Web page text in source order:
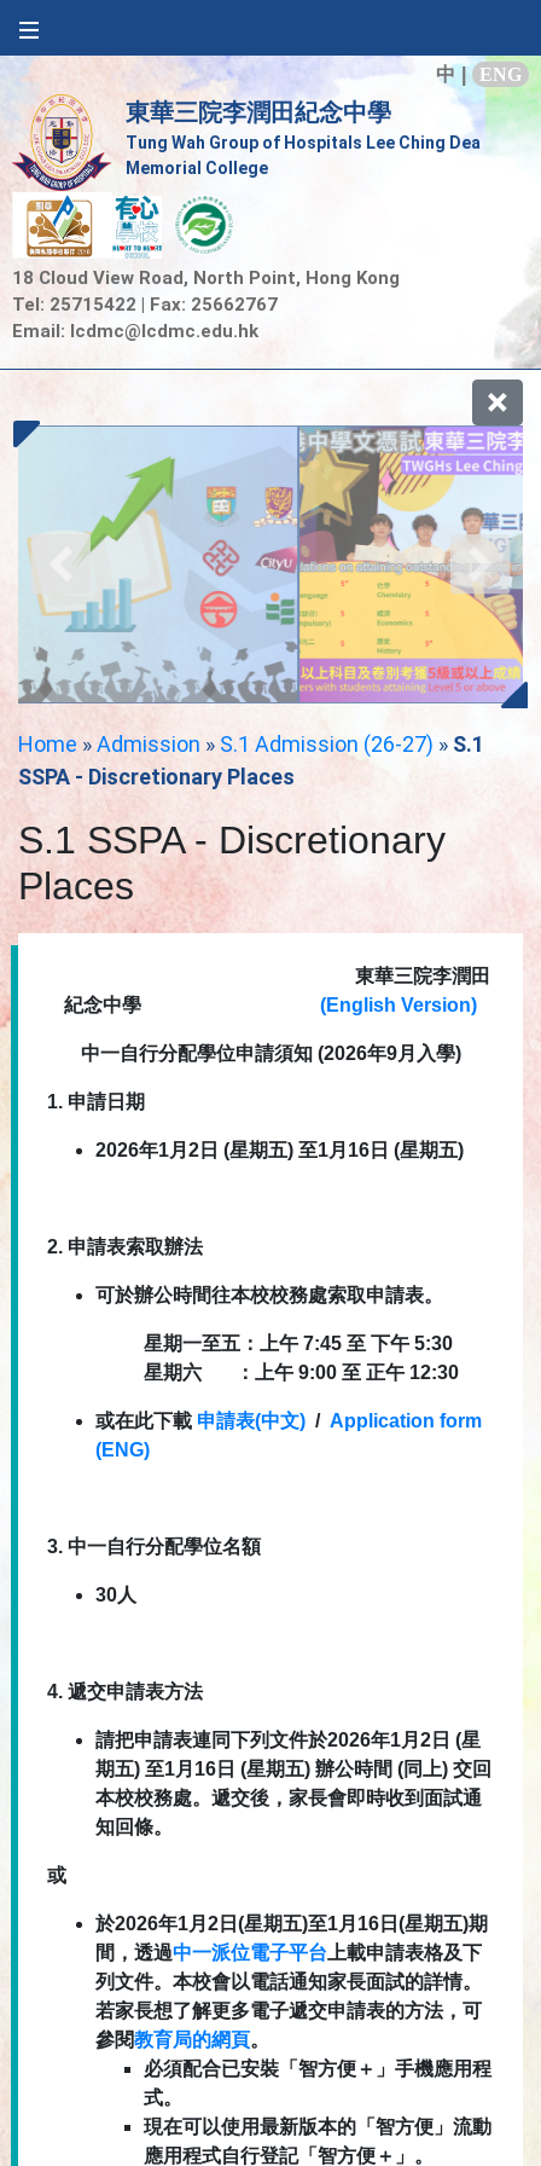
中 ENG
東華三院李潤田紀念中學
Tung Wah Group of Hospitals Lee Ching Dea
Memorial College
18 Cloud View Road, North Point, Hong Kong
Tel: 25715422 | Fax: 25662767
Email: lcdmc@lcdmc.edu.hk
Home »Admission » S.1 Admission (26-27) » S.1
SSPA - Discretionary Places
S.1 SSPA - Discretionary
Places
東華三院李潤田
紀念中學 (English Version)
中一自行分配學位申請須知(2026年9月入學)
1. 申請日期
2026年1月2日 (星期五) 至1月16日 (星期五)
2. 申請表索取辦法
可於辦公時間往本校校務處索取申請表。
星期一至五：上午 7:45 至 下午 5:30
星期六
：上午 9:00 至 正午 12:30
或在此下載 申請表(中文) / Application form
(ENG)
3. 中一自行分配學位名額
30人
4. 遞交申請表方法
請把申請表連同下列文件於2026年1月2日 (星
期五) 至1月16日 (星期五) 辦公時間 (同上) 交回
本校校務處。遞交後，家長會即時收到面試通
知回條。
或
於2026年1月2日(星期五)至1月16日(星期五)期
間，透過中一派位電子平台 上載申請表格及下
列文件。本校會以電話通知家長面試的詳情。
若家長想了解更多電子遞交申請表的方法，可
參閱教育局的網頁。
必須配合已安裝「智方便＋」手機應用程
式。
現在可以使用最新版本的「智方便」流動
應用程式自行登記「智方便＋」。